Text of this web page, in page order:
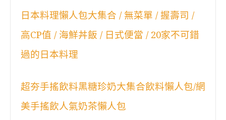
日本料理懶人包大集合 / 無菜單 / 握壽司 /
高CP值 / 海鮮丼飯 / 日式便當 / 20家不可錯
過的日本料理
超夯手搖飲料黑糖珍奶大集合飲料懶人包/網
美手搖飲人氣奶茶懶人包